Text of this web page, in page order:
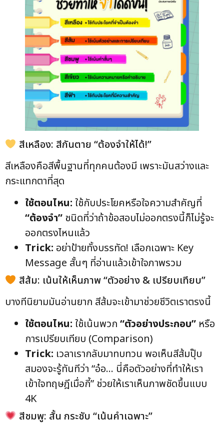
สีเหลือง: สีกันตาย “ต้องจำให้ได้!”
สีเหลืองคือสีพื้นฐานที่ทุกคนต้องมี เพราะมันสว่างและ
กระแทกตาที่สุด
ใช้ตอนไหน: ใช้กับประโยคหรือใจความสำคัญที่
“ต้องจำ” ชนิดที่ว่าถ้าข้อสอบไม่ออกตรงนี้ก็ไม่รู้จะ
ออกตรงไหนแล้ว
Trick: อย่าป้ายทั้งบรรทัด! เลือกเฉพาะ Key
Message สั้นๆ ที่อ่านแล้วเข้าใจภาพรวม
สีส้ม: เน้นให้เห็นภาพ “ตัวอย่าง & เปรียบเทียบ”
บางทีนิยามมันอ่านยาก สีส้มจะเข้ามาช่วยชีวิตเราตรงนี้
ใช้ตอนไหน: ใช้เน้นพวก “ตัวอย่างประกอบ” หรือ
การเปรียบเทียบ (Comparison)
Trick: เวลาเรากลับมาทบทวน พอเห็นสีส้มปุ๊บ
สมองจะรู้ทันทีว่า “อ๋อ… นี่คือตัวอย่างที่ทำให้เรา
เข้าใจทฤษฎีเมื่อกี้” ช่วยให้เราเห็นภาพชัดขึ้นแบบ
4K
สีชมพู: สั้น กระชับ “เน้นคำเฉพาะ”